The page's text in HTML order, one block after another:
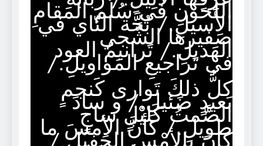
اللُّحونِ في سُلّم المَقامِ
الأَسيلِ./ بُحَّة النّاي في
صَفيرها الشَّجي
الهَديلِ./ تَرانيمُ العود
في تَراجيعِ المَواويلِ./
كلُّ ذلكَ تَوارى كَنجمٍ
بَعيدٍ ضَئيلِ./ و سادَ
الصَّمتُ كَليْلٍ ساجٍ
طويلِ./ كأنَّ الأمسَ ما